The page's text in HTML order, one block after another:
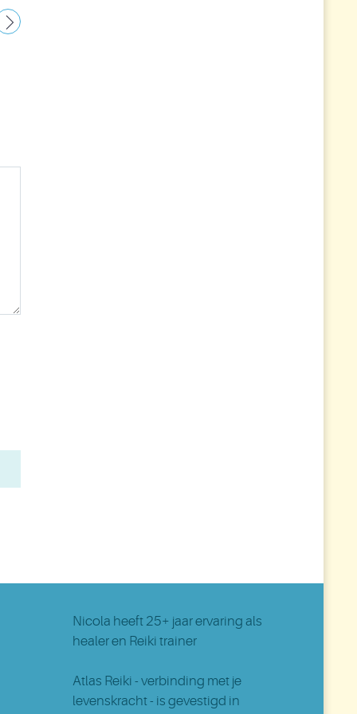
Nicola heeft 25+ jaar ervaring als
healer en Reiki trainer
Atlas Reiki - verbinding met je
levenskracht - is gevestigd in